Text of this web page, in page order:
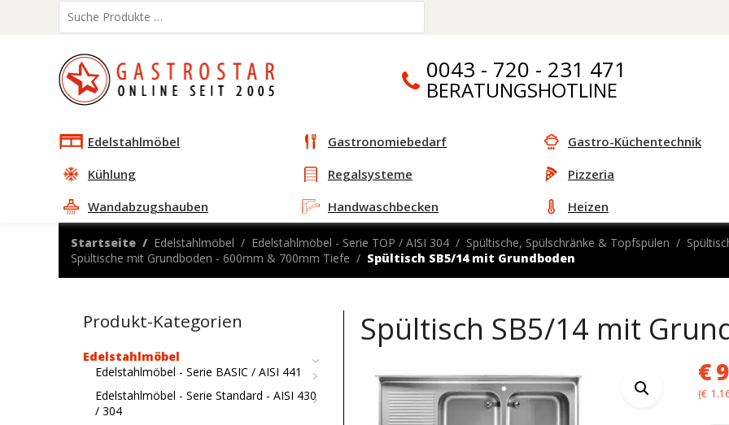
0043 - 720 - 231 471
BERATUNGSHOTLINE
Edelstahlmöbel Gastronomiebedarf
Gastro-Küchentechnik
Kühlung
Regalsysteme
Pizzeria
Wandabzugshauben
Handwaschbecken Heizen
Startseite Edelstahlmöbel Edelstahlmöbel - Serie TOP / AISI 304 Spültische, Spülschränke & Topfspülen
Spültische mit Grundboden - 600mm & 700mm Tiefe
Spültisch SB5/14 mit Grundboden
Spültisch SB5/14 mit
€
(€
Produkt-Kategorien
Edelstahlmöbel
Edelstahlmöbel - Serie BASIC / AISI 441
Edelstahlmöbel - Serie Standard - AISI 430
/ 304